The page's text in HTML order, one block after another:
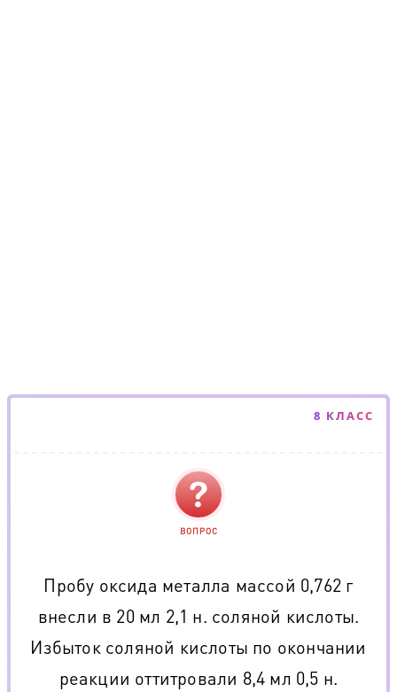
8 КЛАСС
ВОПРОС
Пробу оксида металла массой 0,762 г
внесли в 20 мл 2,1 н. соляной кислоты.
Избыток соляной кислоты по окончании
реакции оттитровали 8,4 мл 0,5 н.